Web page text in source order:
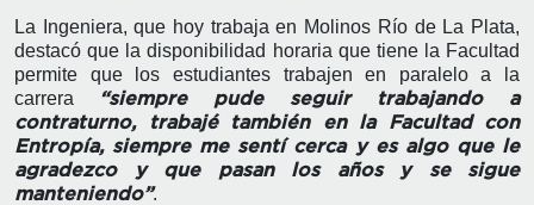
La Ingeniera, que hoy trabaja en Molinos Río de La Plata,
destacó que la disponibilidad horaria que tiene la Facultad
permite que los estudiantes trabajen en paralelo a la
carrera
“siempre pude seguir trabajando a
contraturno, trabajé también en la Facultad con
Entropía, siempre me sentí cerca y es algo que le
agradezco y que pasan los años y se sigue
manteniendo”.